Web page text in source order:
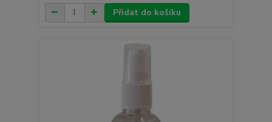
Přidat do košíku